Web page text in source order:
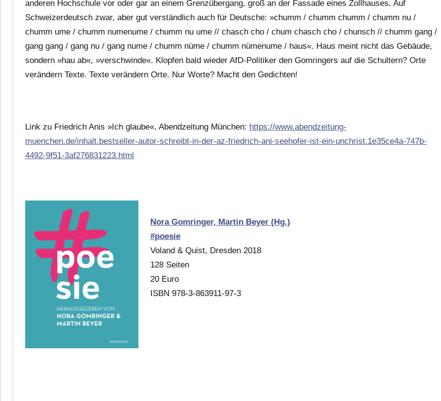
anderen Hochschule vor oder gar an einem Grenzübergang, groß an der Fassade eines Zollhauses. Auf
Schweizerdeutsch zwar, aber gut verständlich auch für Deutsche: »chumm / chumm chumm / chumm nu /
chumm ume / chumm numenume / chumm nu ume // chasch cho / chum chasch cho / chunsch // chumm gang /
gang gang / gang nu / gang nume / chumm nüme / chumm nümenume / haus«. Haus meint nicht das Gebäude,
sondern »hau ab«, »verschwinde«. Klopfen bald wieder AfD-Politiker den Gomringers auf die Schultern? Orte
verändern Texte. Texte verändern Orte. Nur Worte? Macht den Gedichten!
Link zu Friedrich Anis »Ich glaube«, Abendzeitung München: https://www.abendzeitung-
muenchen.de/inhalt.bestseller-autor-schreibt-in-der-az-friedrich-ani-seehofer-ist-ein-unchrist.1e35ce4a-747b-
4492-9f51-3af276831223.html
Nora Gomringer, Martin Beyer (Hg.)
#poesie
Voland & Quist, Dresden 2018
128 Seiten
20 Euro
ISBN 978-3-863911-97-3